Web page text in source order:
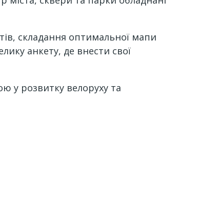
складання оптимальної мапи
анкету, де внести свої
у розвитку велоруху та